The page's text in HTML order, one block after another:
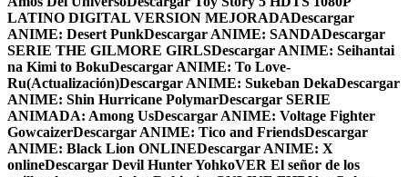
LATINO DIGITAL VERSION MEJORADADescargar
ANIME: Desert PunkDescargar ANIME: SANDADescargar
SERIE THE GILMORE GIRLSDescargar ANIME: Seihantai
na Kimi to BokuDescargar ANIME: To Love-
Ru(Actualización)Descargar ANIME: Sukeban DekaDescargar
ANIME: Shin Hurricane PolymarDescargar SERIE
ANIMADA: Among UsDescargar ANIME: Voltage Fighter
GowcaizerDescargar ANIME: Tico and FriendsDescargar
ANIME: Black Lion ONLINEDescargar ANIME: X
onlineDescargar Devil Hunter YohkoVER El señor de los